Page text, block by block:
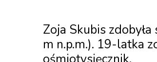
Zoja Skubis
m n.p.m.). 19-latka